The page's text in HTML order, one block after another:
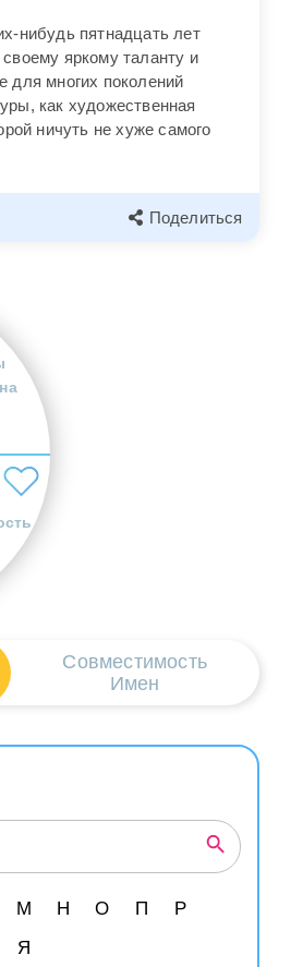
нибудь пятнадцать лет
яркому таланту и
для многих поколений
как художественная
ничуть не хуже самого
Поделиться
Совместимость
Имен
М Н О П
Р
Я